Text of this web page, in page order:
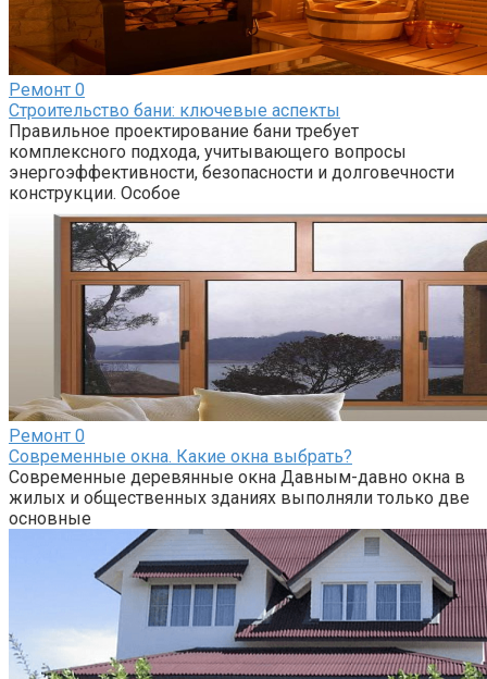
Ремонт 0
Строительство бани: ключевые аспекты
Правильное проектирование бани требует
комплексного подхода, учитывающего вопросы
энергоэффективности, безопасности и долговечности
конструкции. Особое
Ремонт 0
Современные окна. Какие окна выбрать?
Современные деревянные окна Давным-давно окна в
жилых и общественных зданиях выполняли только две
основные